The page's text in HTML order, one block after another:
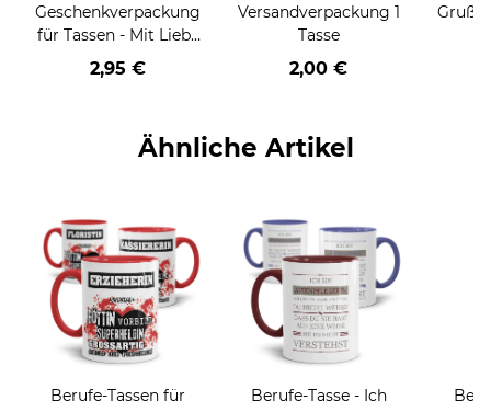
Geschenkverpackung
für Tassen - Mit Liebe
geschenkt
2,95 €
Versandverpackung 1
Tasse
2,00 €
Ähnliche Artikel
Berufe-Tassen für
Berufe-Tasse - Ich